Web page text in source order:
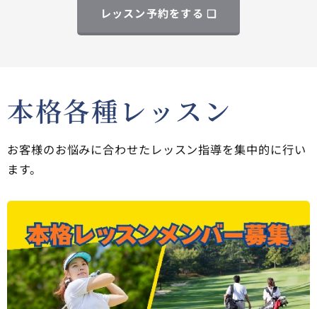
レッスン予約をする ❏
本格各種レッスン
お客様のお悩みに合わせたレッスン指導を集中的に行い
ます。